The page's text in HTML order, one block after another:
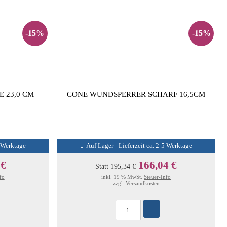
-15%
23,0 CM
-15%
CONE WUNDSPERRER SCHARF 16,5CM
Auf Lager - Lieferzeit ca. 2-5 Werktage
Statt195,34 € 166,04 €
inkl. 19 % MwSt.Steuer-Info
zzgl. Versandkosten